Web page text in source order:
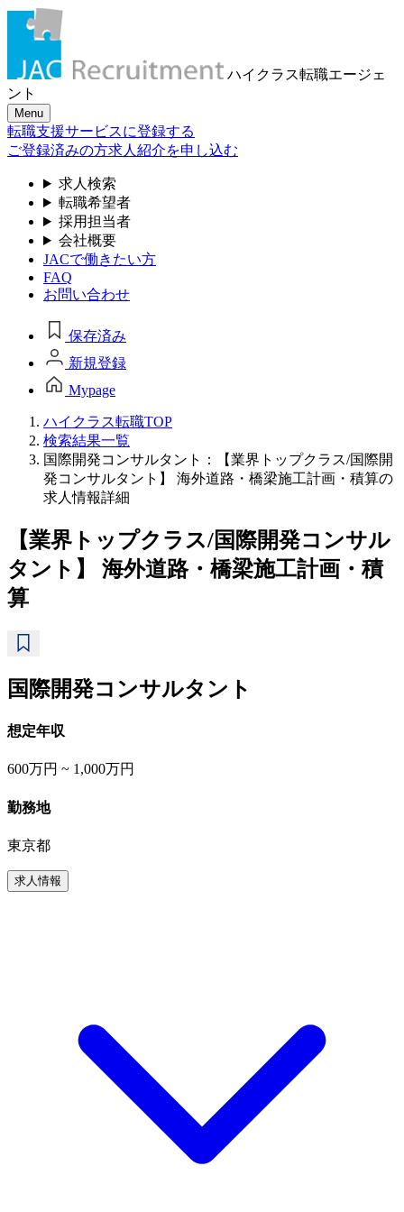
ハイクラス転職エージェ
ント
Menu
転職支援サービスに登録する
ご登録済みの方求人紹介を申し込む
求人検索
転職希望者
採用担当者
会社概要
JACで働きたい方
FAQ
お問い合わせ
保存済み
新規登録
Mypage
ハイクラス転職TOP
検索結果一覧
国際開発コンサルタント：【業界トップクラス/国際開
発コンサルタント】 海外道路・橋梁施工計画・積算の
求人情報詳細
【業界トップクラス/国際開発コンサル
タント】 海外道路・橋梁施工計画・積
算
国際開発コンサルタント
想定年収
600万円 ~ 1,000万円
勤務地
東京都
求人情報